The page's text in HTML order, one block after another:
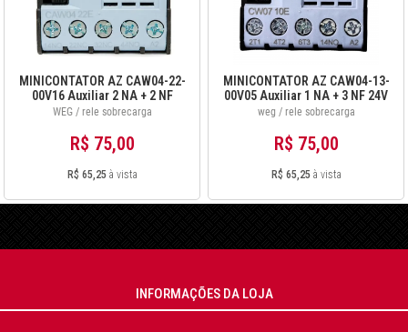
MINICONTATOR AZ CAW04-22-
00V16 Auxiliar 2 NA + 2 NF
110V 60Hz 12896402
WEG / rele sobrecarga
R$ 75,00
R$ 65,25à vista
MINICONTATOR AZ CAW04-13-
00V05 Auxiliar 1 NA + 3 NF 24V
60Hz 12896498
weg / rele sobrecarga
R$ 75,00
R$ 65,25à vista
INFORMAÇÕES DA LOJA